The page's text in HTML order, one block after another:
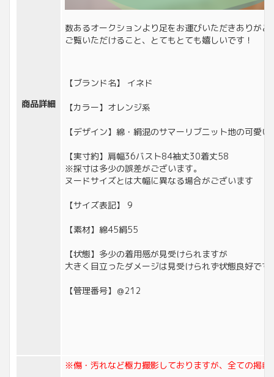
商品詳細
数あるオークションより足をお運びいただきありがと
ご覧いただけること、とてもとても嬉しいです！
【ブランド名】 イネド
【カラー】オレンジ系
【デザイン】綿・絹混のサマーリブニット地の可愛
【実寸約】肩幅36バスト84袖丈30着丈58
※採寸は多少の誤差がございます。
ヌードサイズとは大幅に異なる場合がございます
【サイズ表記】 9
【素材】綿45絹55
【状態】多少の着用感が見受けられますが
大きく目立ったダメージは見受けられず状態良好です
【管理番号】＠212
※傷・汚れなど極力撮影しておりますが、全ての掲載